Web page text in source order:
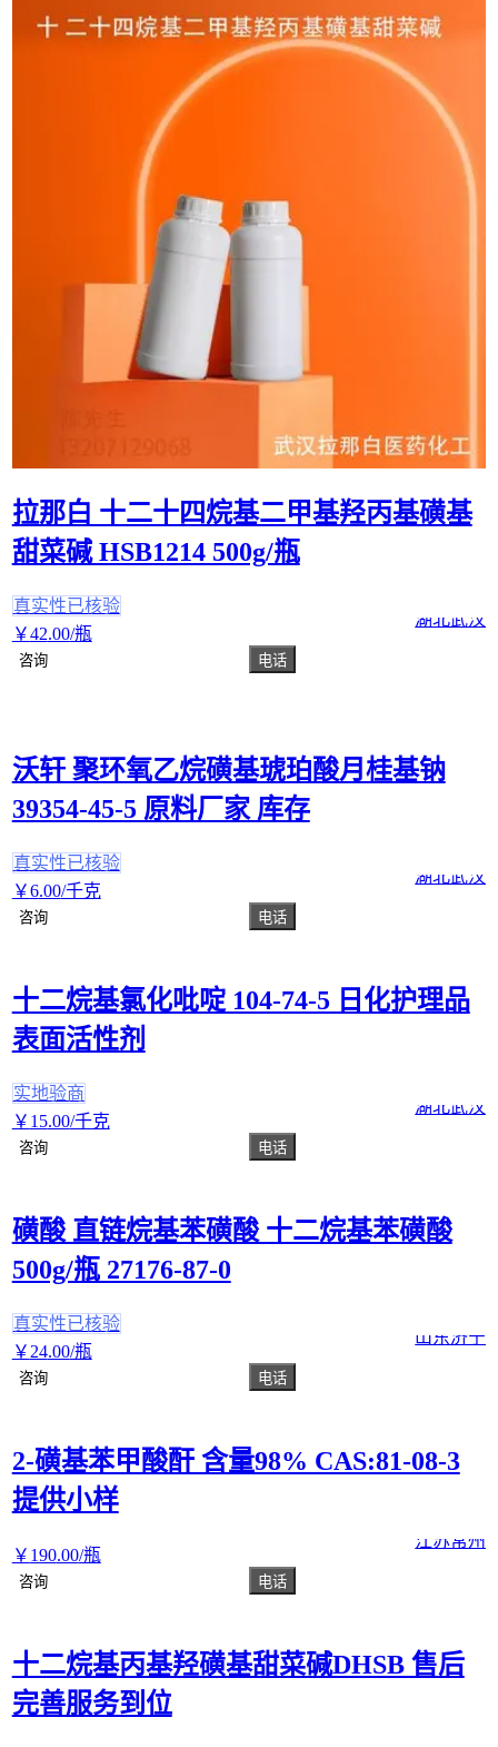
拉那白 十二十四烷基二甲基羟丙基磺基
甜菜碱 HSB1214 500g/瓶
真实性已核验
￥42.00/瓶
湖北武汉
咨询 电话
沃轩 聚环氧乙烷磺基琥珀酸月桂基钠
39354-45-5 原料厂家 库存
真实性已核验
￥6.00/千克
湖北武汉
咨询 电话
十二烷基氯化吡啶 104-74-5 日化护理品
表面活性剂
实地验商
￥ 15.00/千克
湖北武汉
咨询 电话
磺酸 直链烷基苯磺酸 十二烷基苯磺酸
500g/瓶 27176-87-0
真实性已核验
￥ 24.00/瓶
山东济宁
咨询 电话
2-磺基苯甲酸酐 含量98% CAS:81-08-3
提供小样
￥ 190.00/瓶
江苏常州
咨询 电话
十二烷基丙基羟磺基甜菜碱DHSB 售后
完善服务到位